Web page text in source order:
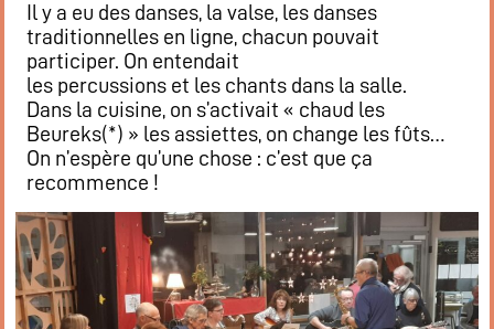
Il y a eu des danses, la valse, les danses
traditionnelles en ligne, chacun pouvait
participer. On entendait
les percussions et les chants dans la salle.
Dans la cuisine, on s’activait « chaud les
Beureks(*) » les assiettes, on change les fûts…
On n’espère qu’une chose : c’est que ça
recommence !